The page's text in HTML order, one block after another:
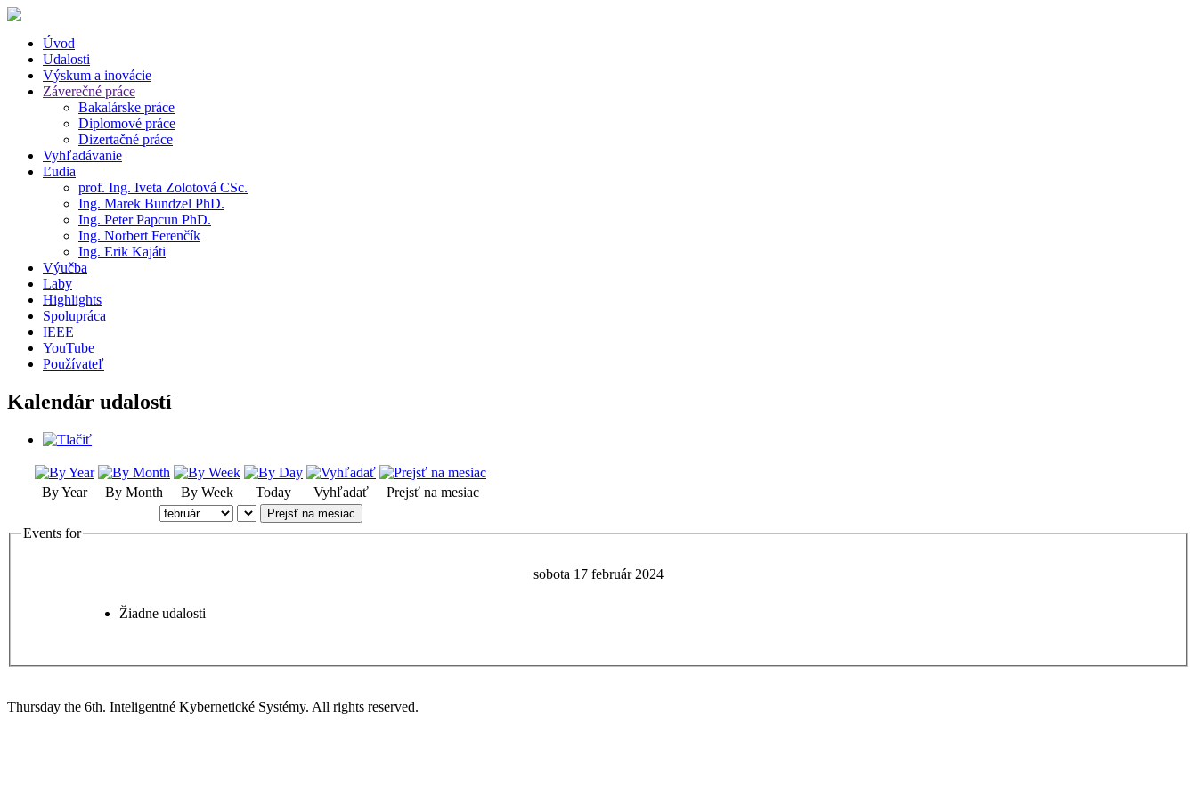
Úvod
Udalosti
Výskum a inovácie
Záverečné práce
Bakalárske práce
Diplomové práce
Dizertačné práce
Vyhľadávanie
Ľudia
prof. Ing. Iveta Zolotová CSc.
Ing. Marek Bundzel PhD.
Ing. Peter Papcun PhD.
Ing. Norbert Ferenčík
Ing. Erik Kajáti
Výučba
Laby
Highlights
Spolupráca
IEEE
YouTube
Používateľ
Kalendár udalostí
By Year By Month By Week Today Vyhľadať Prejsť na mesiac
Prejsť na mesiac
Events for
sobota 17 február 2024
Žiadne udalosti
Thursday the 6th. Inteligentné Kybernetické Systémy. All rights reserved.